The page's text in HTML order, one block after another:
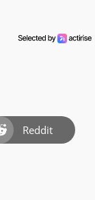
Reddit